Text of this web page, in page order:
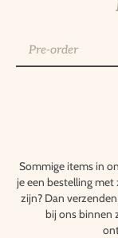
Pre-order
Sommige items in
je een bestelling met
zijn? Dan
bij ons binnen